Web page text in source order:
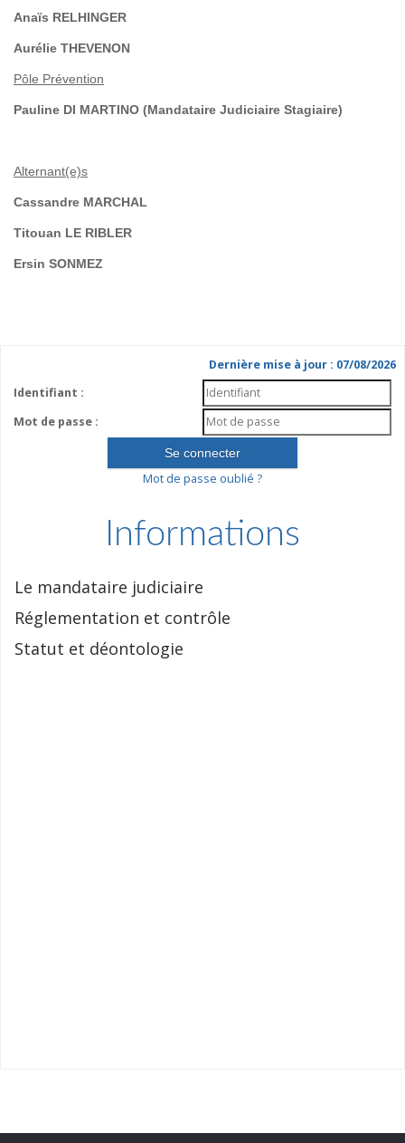
Anaïs RELHINGER
Aurélie THEVENON
Pôle Prévention
Pauline DI MARTINO (Mandataire Judiciaire Stagiaire)
Alternant(e)s
Cassandre MARCHAL
Titouan LE RIBLER
Ersin SONMEZ
Dernière mise à jour : 07/08/2026
Identifiant :
Mot de passe :
Mot de passe oublié ?
Informations
Le mandataire judiciaire
Réglementation et contrôle
Statut et déontologie